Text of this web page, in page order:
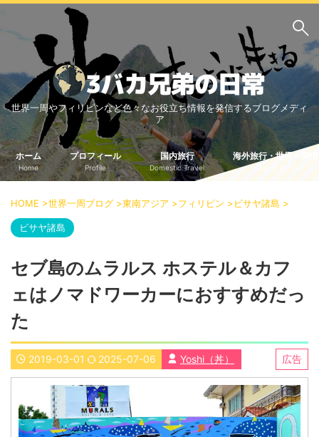
サイト内検索
3バカ兄弟のブログ
三男：増田っちのブロ
グ
次男：タクジのブログ
長男：Yoshiのブログ
ビジネス・ライフハック
車関係
国内旅行
中部
中国・四国
世界一周ブログ
アフリカ
アジア
ヨーロッパ
北・中南米
東南アジア
世界一周やフィリピンなど色々なお役立ち情報を発信するブログメディ
ア
ホーム
Home
プロフィール
Profile
国内旅行
Domestic Travel
海外旅行・世界一周
HOME >世界一周ブログ >東南アジア >フィリピン >ビサヤ諸島 >
ビサヤ諸島
セブ島のムラルス ホステル＆カフ
ェはノマドワーカーにおすすめだっ
た
2019-03-01 2025-07-06 Yoshi（丼） 広告